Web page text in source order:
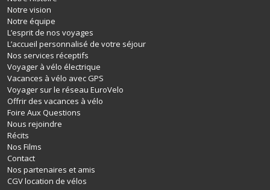
Notre vision
Notre équipe
L’esprit de nos voyages
L’accueil personnalisé de votre séjour
Nos services réceptifs
Voyager à vélo électrique
Vacances à vélo avec GPS
Voyager sur le réseau EuroVelo
Offrir des vacances à vélo
Foire Aux Questions
Nous rejoindre
Récits
Nos Films
Contact
Nos partenaires et amis
CGV location de vélos